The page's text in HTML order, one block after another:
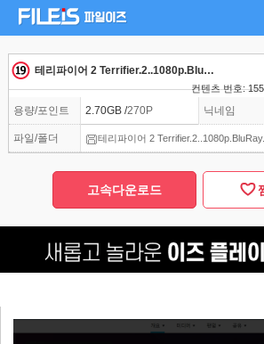
테리파이어 2 Terrifier.2..1080p.BluRay.H264.AAC-RARBG
컨텐츠 번호:
용량/포인트 2.70GB /270P 닉네임
파일/폴더 테리파이어 2
고속다운로드